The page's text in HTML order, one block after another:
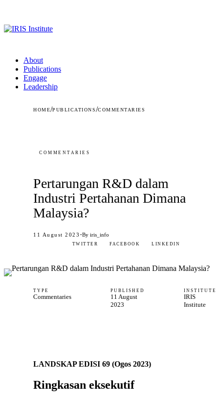
About
Publications
Engage
Leadership
HOME/PUBLICATIONS/COMMENTARIES
COMMENTARIES
Pertarungan R&D dalam
Industri Pertahanan Dimana
Malaysia?
11 August 2023 ·By iris_info
TWITTER FACEBOOK LINKEDIN
TYPE
Commentaries
PUBLISHED
11 August
2023
INSTITUTE
IRIS
Institute
LANDSKAP EDISI 69 (Ogos 2023)
Ringkasan eksekutif